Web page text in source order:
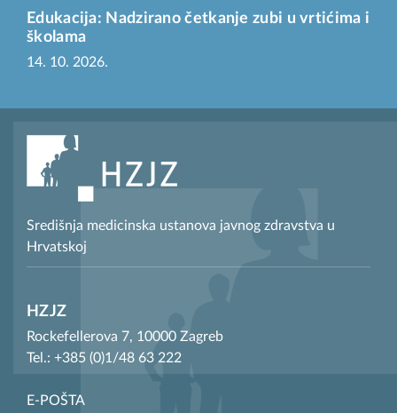
Edukacija: Nadzirano četkanje zubi u vrtićima i
školama
14. 10. 2026.
Središnja medicinska ustanova javnog zdravstva u
Hrvatskoj
HZJZ
Rockefellerova 7, 10000 Zagreb
Tel.: +385 (0)1/48 63 222
E-POŠTA